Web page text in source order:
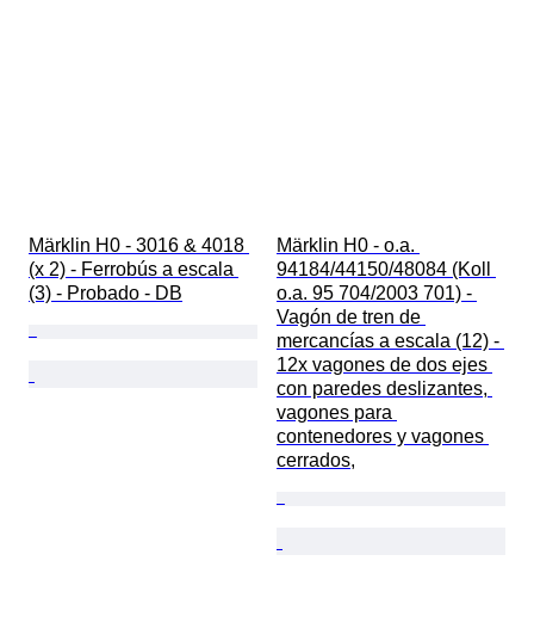
Märklin H0 - 3016 & 4018
(x 2) - Ferrobús a escala
(3) - Probado - DB
Märklin H0 - o.a.
94184/44150/48084 (Koll
o.a. 95 704/2003 701) -
Vagón de tren de
mercancías a escala (12) -
12x vagones de dos ejes
con paredes deslizantes,
vagones para
contenedores y vagones
cerrados,